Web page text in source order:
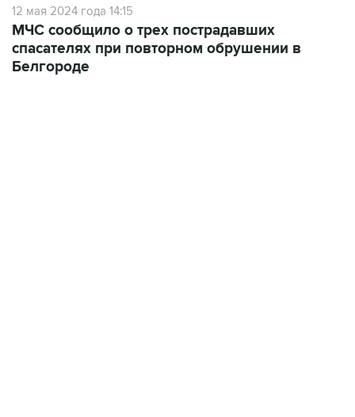
12 мая 2024 года 14:15
МЧС сообщило о трех пострадавших
спасателях при повторном обрушении в
Белгороде